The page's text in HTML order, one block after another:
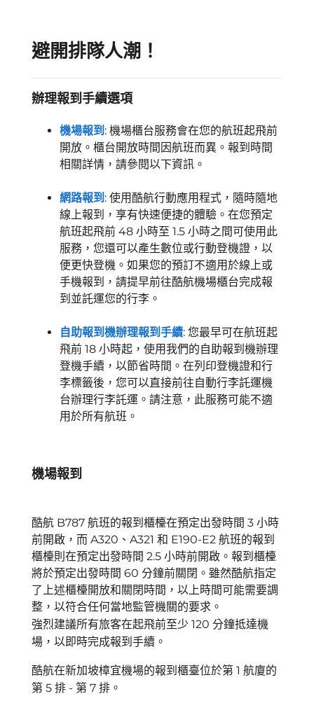
避開排隊人潮！
辦理報到手續選項
機場報到: 機場櫃台服務會在您的航班起飛前
開放。櫃台開放時間因航班而異。報到時間
相關詳情，請參閱以下資訊。
網路報到: 使用酷航行動應用程式，隨時隨地
線上報到，享有快速便捷的體驗。在您預定
航班起飛前 48 小時至 1.5 小時之間可使用此
服務，您還可以產生數位或行動登機證，以
便更快登機。如果您的預訂不適用於線上或
手機報到，請提早前往酷航機場櫃台完成報
到並託運您的行李。
自助報到機辦理報到手續: 您最早可在航班起
飛前 18 小時起，使用我們的自助報到機辦理
登機手續，以節省時間。在列印登機證和行
李標籤後，您可以直接前往自動行李託運機
台辦理行李託運。請注意，此服務可能不適
用於所有航班。
機場報到
酷航 B787 航班的報到櫃檯在預定出發時間 3 小時
前開啟，而 A320、A321 和 E190-E2 航班的報到
櫃檯則在預定出發時間 2.5 小時前開啟。報到櫃檯
將於預定出發時間 60 分鐘前關閉。雖然酷航指定
了上述櫃檯開放和關閉時間，以上時間可能需要調
整，以符合任何當地監管機關的要求。
強烈建議所有旅客在起飛前至少 120 分鐘抵達機
場，以即時完成報到手續。
酷航在新加坡樟宜機場的報到櫃臺位於第 1 航廈的
第 5 排 - 第 7 排。